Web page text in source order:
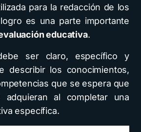
para la redacción de los
es una parte importante
educativa.
ser claro, específico y
describir los conocimientos,
que se espera que
adquieran al completar una
específica.